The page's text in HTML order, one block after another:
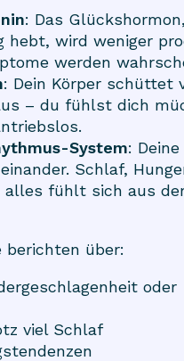
: Das
hebt, wird weniger
werden
: Dein Körper schüttet
– du fühlst dich
System:
Schlaf,
alles fühlt sich aus
berichten über:
oder
viel Schlaf